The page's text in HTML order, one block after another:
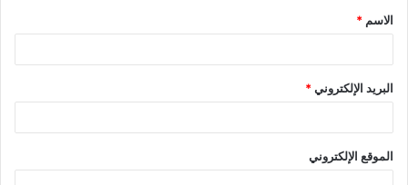
الاسم *
البريد الإلكتروني*
الموقع الإلكتروني